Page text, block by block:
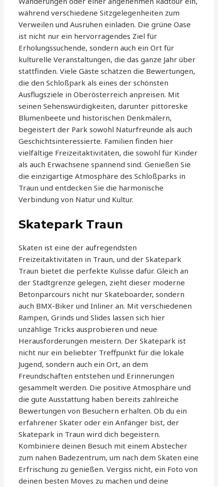
während verschiedene Sitzgelegenheiten zum
Verweilen und Ausruhen einladen. Die grüne Oase
ist nicht nur ein hervorragendes Ziel für
Erholungssuchende, sondern auch ein Ort für
kulturelle Veranstaltungen, die das ganze Jahr über
stattfinden. Viele Gäste schätzen die Bewertungen,
die den Schloßpark als eines der schönsten
Ausflugsziele in Oberösterreich anpreisen. Mit
seinen Sehenswürdigkeiten, darunter pittoreske
Blumenbeete und historischen Denkmälern,
begeistert der Park sowohl Naturfreunde als auch
Geschichtsinteressierte. Familien finden hier
vielfältige Freizeitaktivitäten, die sowohl für Kinder
als auch Erwachsene spannend sind. Genießen Sie
die einzigartige Atmosphäre des Schloßparks in
Traun und entdecken Sie die harmonische
Verbindung von Natur und Kultur.
Skatepark Traun
Skaten ist eine der aufregendsten
Freizeitaktivitäten in Traun, und der Skatepark
Traun bietet die perfekte Kulisse dafür. Gleich an
der Stadtgrenze gelegen, zieht dieser moderne
Betonparcours nicht nur Skateboarder, sondern
auch BMX-Biker und Inliner an. Mit verschiedenen
Rampen, Grinds und Slides lassen sich hier
unzählige Tricks ausprobieren und neue
Herausforderungen meistern. Der Skatepark ist
nicht nur ein beliebter Treffpunkt für die lokale
Jugend, sondern auch ein Ort, an dem
Freundschaften entstehen und Erinnerungen
gesammelt werden. Die positive Atmosphäre und
die gute Ausstattung haben bereits zahlreiche
Bewertungen von Besuchern erhalten. Ob du ein
erfahrener Skater oder ein Anfänger bist, der
Skatepark in Traun wird dich begeistern.
Kombiniere deinen Besuch mit einem Abstecher
zum nahen Badezentrum, um nach dem Skaten eine
Erfrischung zu genießen. Vergiss nicht, ein Foto von
deinen besten Moves zu machen und deine